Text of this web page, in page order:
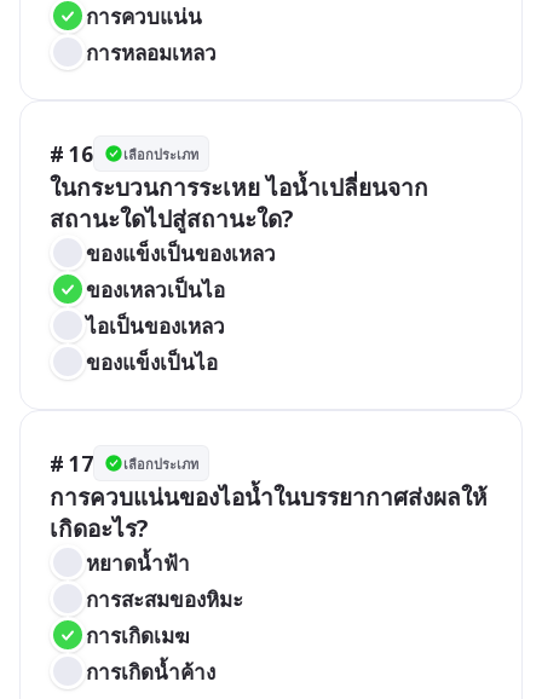
การควบแน่น
การหลอมเหลว
# 16 เลือกประเภท
ในกระบวนการระเหย ไอน้ำเปลี่ยนจาก
สถานะใดไปสู่สถานะใด?
ของแข็งเป็นของเหลว
ของเหลวเป็นไอ
ไอเป็นของเหลว
ของแข็งเป็นไอ
# 17 เลือกประเภท
การควบแน่นของไอน้ำในบรรยากาศส่งผลให้
เกิดอะไร?
หยาดน้ำฟ้า
การสะสมของหิมะ
การเกิดเมฆ
การเกิดน้ำค้าง